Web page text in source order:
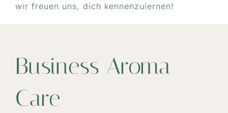
wir freuen uns, dich kennenzulernen!
Business Aroma
Care